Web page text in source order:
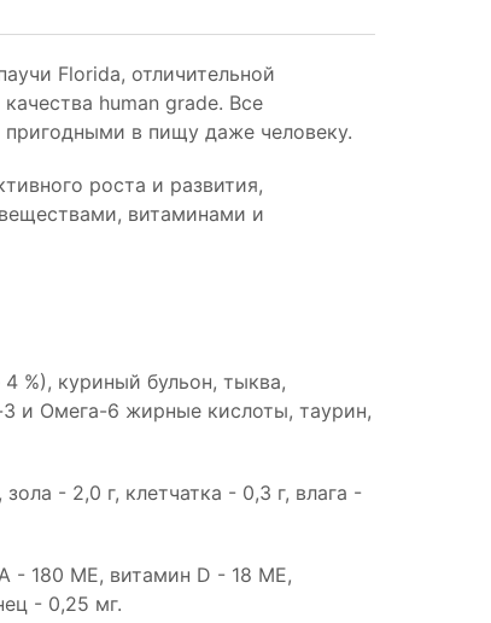
Florida, отличительной
human grade. Все
в пищу даже человеку.
роста и развития,
витаминами и
%), куриный бульон, тыква,
и Омега-6 жирные кислоты, таурин,
- 2,0 г, клетчатка - 0,3 г, влага -
- 180 МЕ, витамин D - 18 МЕ,
- 0,25 мг.